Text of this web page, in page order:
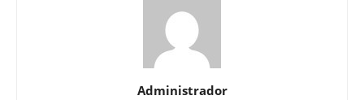
Administrador